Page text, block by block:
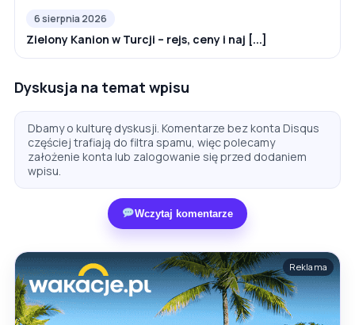
6 sierpnia 2026
Zielony Kanion w Turcji – rejs, ceny i naj [...]
Dyskusja na temat wpisu
Dbamy o kulturę dyskusji. Komentarze bez konta Disqus
częściej trafiają do filtra spamu, więc polecamy
założenie konta lub zalogowanie się przed dodaniem
wpisu.
Wczytaj komentarze
Reklama